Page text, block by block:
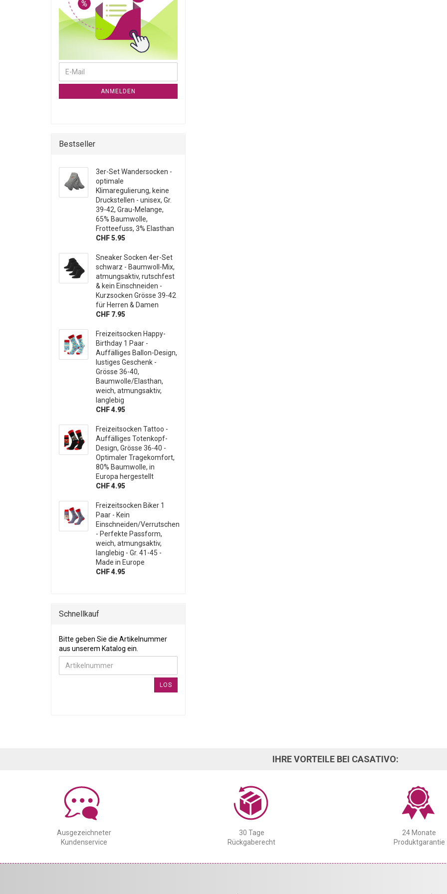
ANMELDEN
Bestseller
3er-Set Wandersocken -
optimale
Klimaregulierung, keine
Druckstellen - unisex, Gr.
39-42, Grau-Melange,
65% Baumwolle,
Frotteefuss, 3% Elasthan
CHF 5.95
Sneaker Socken 4er-Set
schwarz - Baumwoll-Mix,
atmungsaktiv, rutschfest
& kein Einschneiden -
Kurzsocken Grösse 39-42
für Herren & Damen
CHF 7.95
Freizeitsocken Happy-
Birthday 1 Paar -
Auffälliges Ballon-Design,
lustiges Geschenk -
Grösse 36-40,
Baumwolle/Elasthan,
weich, atmungsaktiv,
langlebig
CHF 4.95
Freizeitsocken Tattoo -
Auffälliges Totenkopf-
Design, Grösse 36-40 -
Optimaler Tragekomfort,
80% Baumwolle, in
Europa hergestellt
CHF 4.95
Freizeitsocken Biker 1
Paar - Kein
Einschneiden/Verrutschen
- Perfekte Passform,
weich, atmungsaktiv,
langlebig - Gr. 41-45 -
Made in Europe
CHF 4.95
Schnellkauf
BITTE GEBEN SIE DIE ARTIKELNUMMER AUS UNSEREM KATALOG EIN.
Bitte geben Sie die Artikelnummer
aus unserem Katalog ein.
LOS
IHRE VORTEILE BEI CASATIVO:
Ausgezeichneter
Kundenservice
30 Tage
Rückgaberecht
24 Monate
Produktgarantie